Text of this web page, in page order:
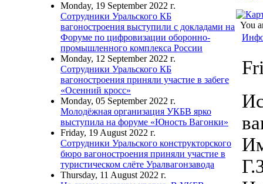
Monday, 19 September 2022 г.
Сотрудники Уральского КБ
вагоностроения выступили с докладами на
Форуме по цифровизации оборонно-
промышленного комплекса России
Monday, 12 September 2022 г.
Сотрудники Уральского КБ
вагоностроения приняли участие в забеге
«Осенний кросс»
Monday, 05 September 2022 г.
Молодёжная организация УКБВ ярко
выступила на форуме «Юность Вагонки»
Friday, 19 August 2022 г.
Сотрудники Уральского конструкторского
бюро вагоностроения приняли участие в
туристическом слёте Уралвагонзавода
Thursday, 11 August 2022 г.
You